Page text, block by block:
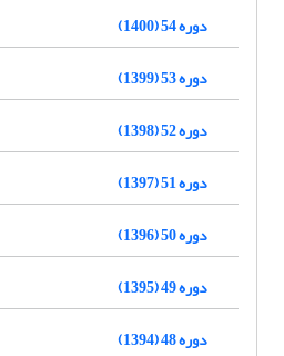
دوره 54 (1400)
دوره 53 (1399)
دوره 52 (1398)
دوره 51 (1397)
دوره 50 (1396)
دوره 49 (1395)
دوره 48 (1394)